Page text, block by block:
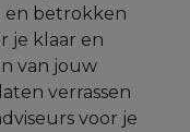
en betrokken
je klaar en
van jouw
verrassen
voor je